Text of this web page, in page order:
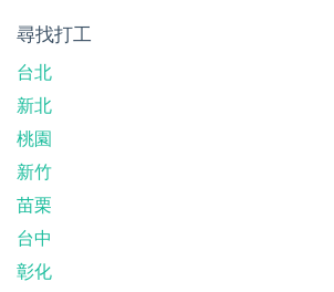
尋找打工
台北
新北
桃園
新竹
苗栗
台中
彰化